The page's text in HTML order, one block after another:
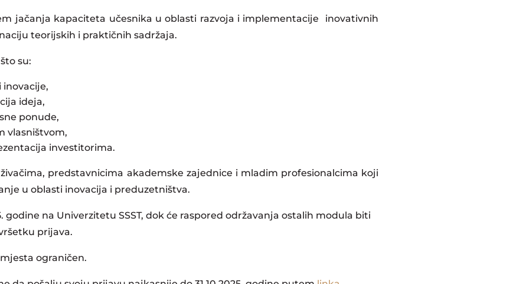
jačanja kapaciteta učesnika u oblasti razvoja i implementacije inovativnih
teorijskih i praktičnih sadržaja.
su:
ideja,
ponude,
vlasništvom,
investitorima.
predstavnicima akademske zajednice i mladim profesionalcima koji
u oblasti inovacija i preduzetništva.
godine na Univerzitetu SSST, dok će raspored održavanja ostalih modula biti
prijava.
ograničen.